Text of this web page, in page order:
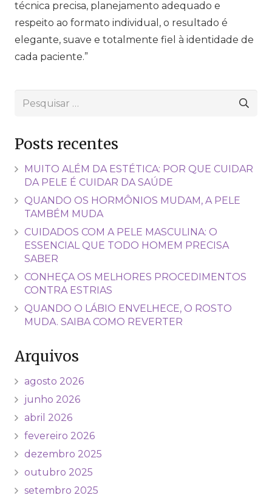
técnica precisa, planejamento adequado e
respeito ao formato individual, o resultado é
elegante, suave e totalmente fiel à identidade de
cada paciente.”
Pesquisar
Posts recentes
MUITO ALÉM DA ESTÉTICA: POR QUE CUIDAR
DA PELE É CUIDAR DA SAÚDE
QUANDO OS HORMÔNIOS MUDAM, A PELE
TAMBÉM MUDA
CUIDADOS COM A PELE MASCULINA: O
ESSENCIAL QUE TODO HOMEM PRECISA
SABER
CONHEÇA OS MELHORES PROCEDIMENTOS
CONTRA ESTRIAS
QUANDO O LÁBIO ENVELHECE, O ROSTO
MUDA. SAIBA COMO REVERTER
Arquivos
agosto 2026
junho 2026
abril 2026
fevereiro 2026
dezembro 2025
outubro 2025
setembro 2025